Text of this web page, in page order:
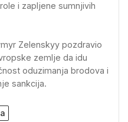
i zapljene sumnjivih
Zelenskyy pozdravio
zemlje da idu
oduzimanja brodova i
sankcija.